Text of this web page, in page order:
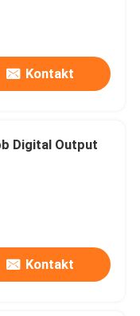
Kontakt
Digital Output
Kontakt